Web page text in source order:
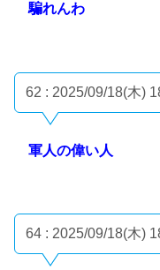
騙れんわ
62 : 2025/09/18(木)
軍人の偉い人
64 : 2025/09/18(木)